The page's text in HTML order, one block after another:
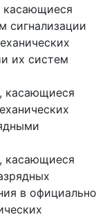
касающиеся
сигнализации
их систем
касающиеся
касающиеся
в официально